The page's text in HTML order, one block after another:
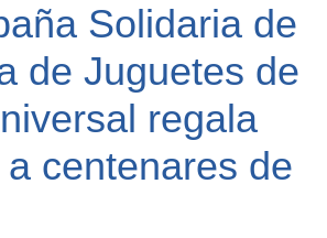
Solidaria de
de Juguetes de
regala
centenares de